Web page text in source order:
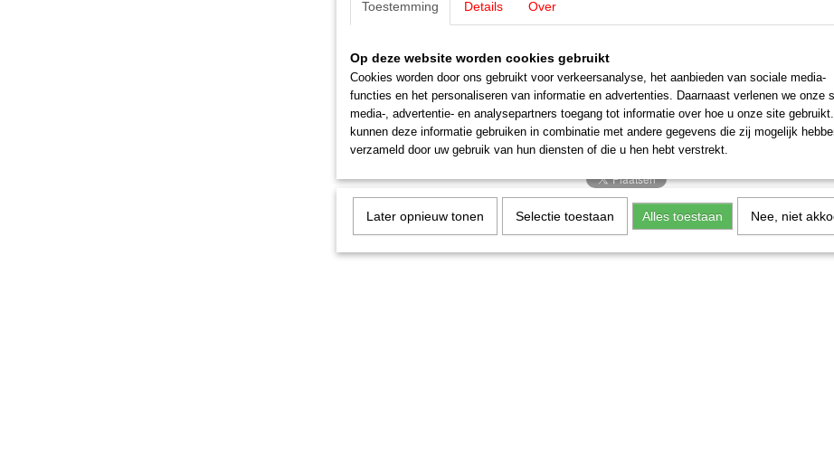
Productcode leverancier
Loewe 2471 Belading transportkist
mm (Tijdperk V-VI)
Belading transportkist Marklin 120 mm
Toestemming Details Over
Op deze website worden cookies gebruikt
Cookies worden door ons gebruikt voor verkeersanalyse, het aanbieden van sociale media-
functies en het personaliseren van informatie en advertenties. Daarnaast verlenen we onze
media-, advertentie- en analysepartners toegang tot informatie over hoe u onze site
kunnen deze informatie gebruiken in combinatie met andere gegevens die zij mogelijk
verzameld door uw gebruik van hun diensten of die u hen hebt verstrekt.
Later opnieuw tonen Selectie toestaan Alles toestaan Nee, niet